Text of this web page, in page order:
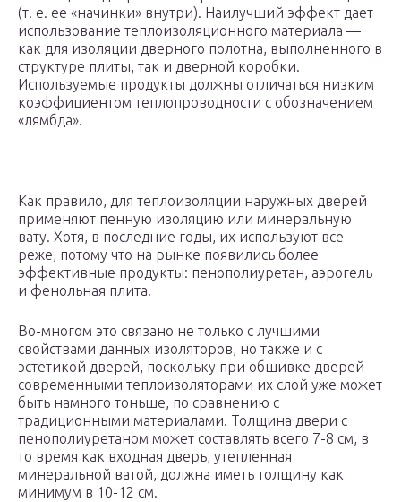
(т. е. ее «начинки» внутри). Наилучший эффект дает
использование теплоизоляционного материала —
как для изоляции дверного полотна, выполненного в
структуре плиты, так и дверной коробки.
Используемые продукты должны отличаться низким
коэффициентом теплопроводности с обозначением
«лямбда».
Как правило, для теплоизоляции наружных дверей
применяют пенную изоляцию или минеральную
вату. Хотя, в последние годы, их используют все
реже, потому что на рынке появились более
эффективные продукты: пенополиуретан, аэрогель
и фенольная плита.
Во-многом это связано не только с лучшими
свойствами данных изоляторов, но также и с
эстетикой дверей, поскольку при обшивке дверей
современными теплоизоляторами их слой уже может
быть намного тоньше, по сравнению с
традиционными материалами. Толщина двери с
пенополиуретаном может составлять всего 7-8 см, в
то время как входная дверь, утепленная
минеральной ватой, должна иметь толщину как
минимум в 10-12 см.